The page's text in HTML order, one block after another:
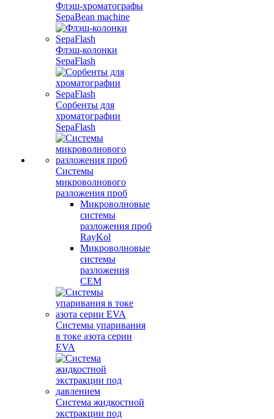
Флэш-хроматографы
SepaBean machine
Флэш-колонки
SepaFlash
Сорбенты для
хроматографии
SepaFlash
Системы
микроволнового
разложения проб
Микроволновые
системы
разложения проб
RayKol
Микроволновые
системы
разложения
CEM
Системы упаривания
в токе азота серии
EVA
Система жидкостной
экстракции под